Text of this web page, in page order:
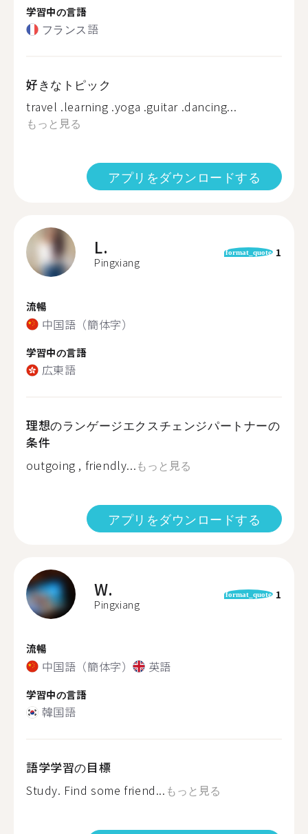
学習中の言語
フランス語
好きなトピック
travel .learning .yoga .guitar .dancing...
もっと見る
アプリをダウンロードする
L.
Pingxiang
format_quote 1
流暢
中国語（簡体字）
学習中の言語
広東語
理想のランゲージエクスチェンジパートナーの
条件
outgoing , friendly...もっと見る
アプリをダウンロードする
W.
Pingxiang
format_quote 1
流暢
中国語（簡体字） 英語
学習中の言語
韓国語
語学学習の目標
Study. Find some friend... もっと見る